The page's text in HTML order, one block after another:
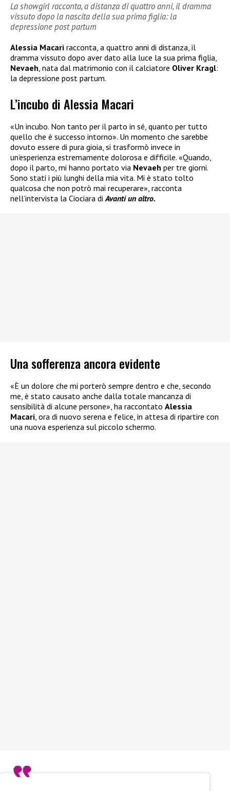
La showgirl racconta, a distanza di quattro anni, il dramma
vissuto dopo la nascita della sua prima figlia: la
depressione post partum
Alessia Macari racconta, a quattro anni di distanza, il
dramma vissuto dopo aver dato alla luce la sua prima figlia,
Nevaeh, nata dal matrimonio con il calciatore Oliver Kragl:
la depressione post partum.
L’incubo di Alessia Macari
«Un incubo. Non tanto per il parto in sé, quanto per tutto
quello che è successo intorno». Un momento che sarebbe
dovuto essere di pura gioia, si trasformò invece in
un’esperienza estremamente dolorosa e difficile. «Quando,
dopo il parto, mi hanno portato via Nevaeh per tre giorni.
Sono stati i più lunghi della mia vita. Mi è stato tolto
qualcosa che non potrò mai recuperare», racconta
nell’intervista la Ciociara diAvanti un altro.
Una sofferenza ancora evidente
«È un dolore che mi porterò sempre dentro e che, secondo
me, è stato causato anche dalla totale mancanza di
sensibilità di alcune persone», ha raccontato Alessia
Macari , ora di nuovo serena e felice, in attesa di ripartire con
una nuova esperienza sul piccolo schermo.